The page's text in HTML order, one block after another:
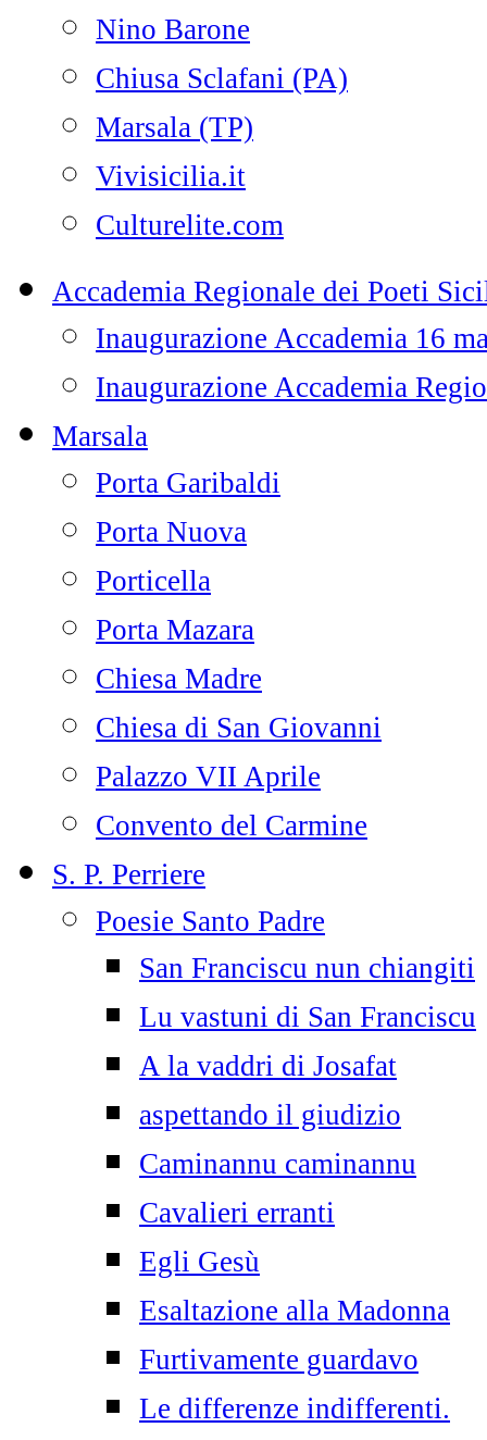
Nino Barone
Chiusa Sclafani (PA)
Marsala (TP)
Vivisicilia.it
Culturelite.com
Accademia Regionale dei Poeti
Inaugurazione Accademia 16
Inaugurazione Accademia
Marsala
Porta Garibaldi
Porta Nuova
Porticella
Porta Mazara
Chiesa Madre
Chiesa di San Giovanni
Palazzo VII Aprile
Convento del Carmine
S. P. Perriere
Poesie Santo Padre
San Franciscu nun chiangiti
Lu vastuni di San Franciscu
A la vaddri di Josafat
aspettando il giudizio
Caminannu caminannu
Cavalieri erranti
Egli Gesù
Esaltazione alla Madonna
Furtivamente guardavo
Le differenze indifferenti.